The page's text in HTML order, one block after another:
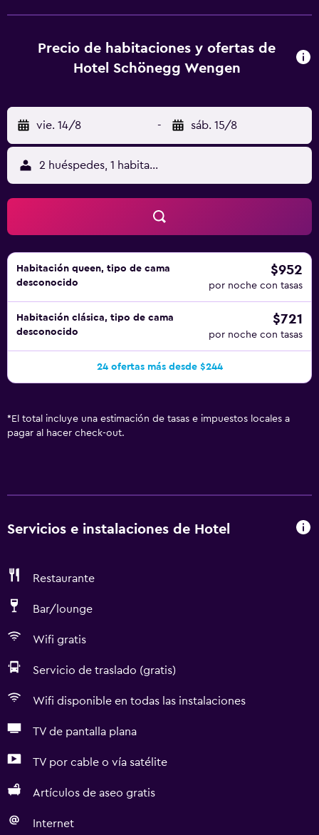
con zapatillas, artículos de higiene personal gratuitos y
secador de pelo. Entre las comodidades especialmente
habitaciones también incluyen tabla de planchar con
plancha y cortinas opacas. Se ofrece servicio de limpieza
todos los días y es posible solicitar juegos de cama
hipoalergénicos. Los servicios de ocio y esparcimiento en
este hotel incluyen sauna. Se pueden practicar las
actividades de ocio y esparcimiento que se indican más
abajo en las instalaciones o cerca del alojamiento (es
posible que se aplique un recargo).
Precio de habitaciones y ofertas de
Hotel Schönegg Wengen
vie. 14/8 - sáb. 15/8
2 huéspedes, 1 habitación
Habitación queen, tipo de cama
desconocido
$952
por noche con tasas
Habitación clásica, tipo de cama
desconocido
$721
por noche con tasas
24 ofertas más desde $244
* El total incluye una estimación de tasas e impuestos locales a
pagar al hacer check-out.
Servicios e instalaciones de Hotel
Restaurante
Bar/lounge
Wifi gratis
Servicio de traslado (gratis)
Wifi disponible en todas las instalaciones
TV de pantalla plana
TV por cable o vía satélite
Artículos de aseo gratis
Internet